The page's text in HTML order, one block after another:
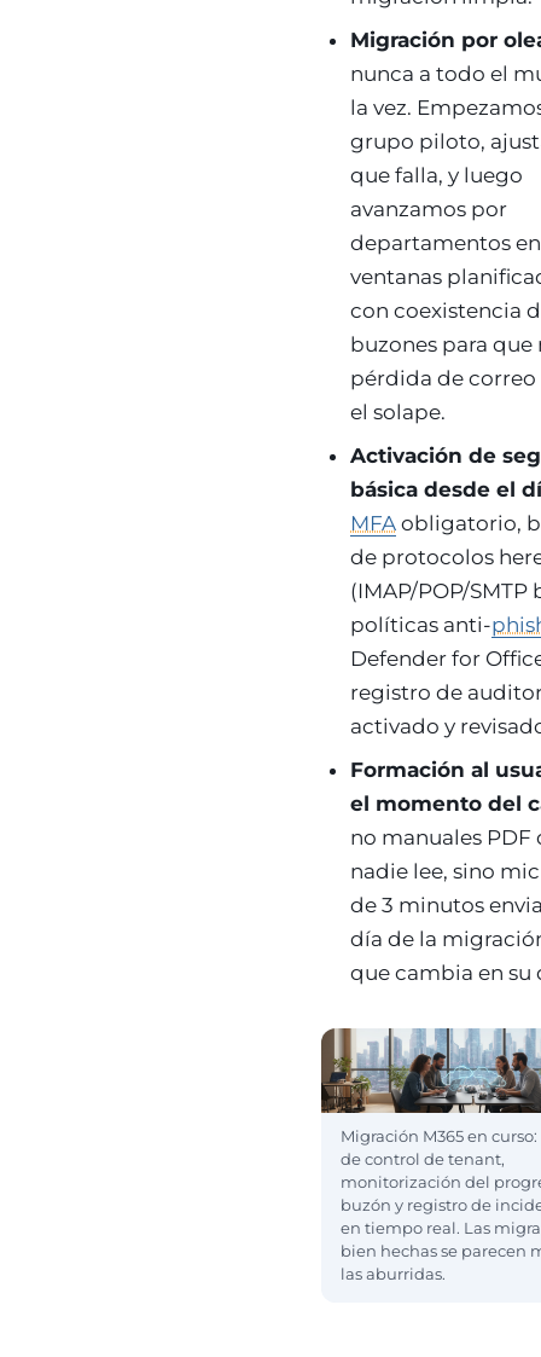
Migración por
nunca a todo el
la vez.
grupo piloto,
que falla, y luego
avanzamos por
departamentos en
ventanas
con coexistencia
buzones para que
pérdida de
el solape.
Activación de
básica desde el
MFA obligatorio,
de protocolos
(IMAP/POP/SMTP
políticas anti-
Defender for
registro de
activado y
Formación al
el momento del
no manuales PDF
nadie lee, sino
de 3 minutos
día de la
que cambia en su
Migración M365 en
de control de tenant,
monitorización del
buzón y registro de
en tiempo real. Las
bien hechas se parecen
las aburridas.